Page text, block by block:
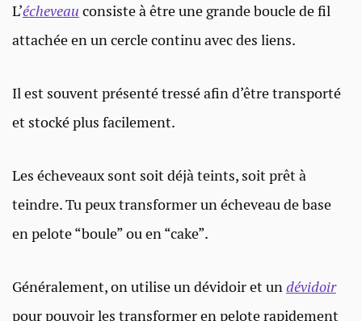
L’écheveau consiste à être une grande boucle de fil
attachée en un cercle continu avec des liens.
Il est souvent présenté tressé afin d’être transporté
et stocké plus facilement.
Les écheveaux sont soit déjà teints, soit prêt à
teindre. Tu peux transformer un écheveau de base
en pelote “boule” ou en “cake”.
Généralement, on utilise un dévidoir et undévidoir
pour pouvoir les transformer en pelote rapidement